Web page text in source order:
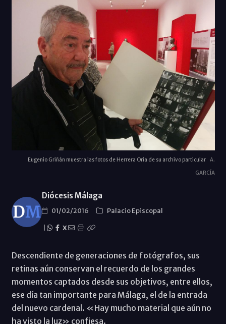
Eugenio Griñán muestra las fotos de Herrera Oria de su archivo particular
A.
GARCÍA
Diócesis Málaga
01/02/2016
Palacio Episcopal
X
Descendiente de generaciones de fotógrafos, sus
retinas aún conservan el recuerdo de los grandes
momentos captados desde sus objetivos, entre ellos,
ese día tan importante para Málaga, el de la entrada
del nuevo cardenal. «Hay mucho material que aún no
ha visto la luz» confiesa.